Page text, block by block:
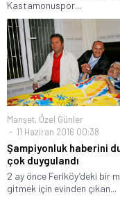
Kastamonuspor...
Manşet, Özel Günler
11 Haziran 2016 00:38
Şampiyonluk haberini
çok duygulandı
2 ay önce Feriköy’deki bir
gitmek için evinden çıkan...